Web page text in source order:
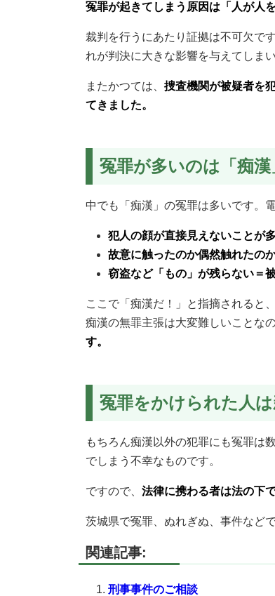
冤罪が起きてしまう原因は「人が人
裁判を行うにあたり証拠は不可欠で
れが判決に大きな影響を与えてしまい
またかつては、 捜査機関が被疑者を
てきました。
冤罪が多いのは「痴漢
中でも「痴漢」の冤罪は多いです。
犯人の顔が直接見えないことが
故意に触ったのか偶然触れたの
窃盗など「もの」が残らない＝
ここで「痴漢だ！」と指摘されると
痴漢の無罪主張は大変難しいことな
す。
冤罪をかけられた人
もちろん痴漢以外の犯罪にも冤罪は
でしまう不幸なものです。
ですので、 法律に携わる者は法の下
茨城県で冤罪、ぬれぎぬ、事件など
関連記事:
刑事事件のご相談